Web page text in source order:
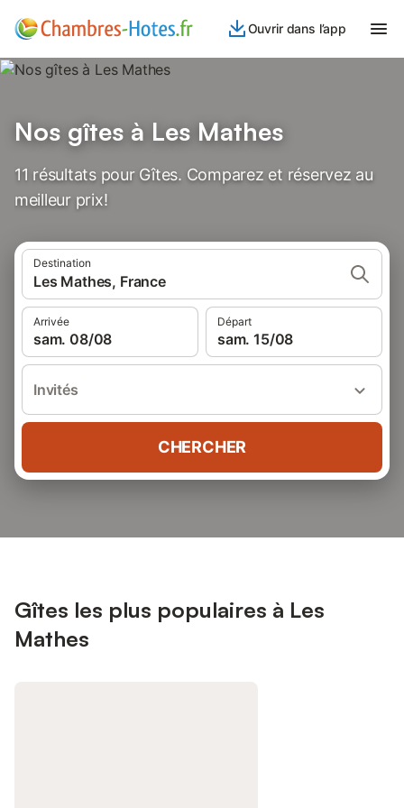
Ouvrir dans l’app
Nos gîtes à Les Mathes
11 résultats pour Gîtes. Comparez et réservez au
meilleur prix!
Destination
Les Mathes, France
Arrivée
sam. 08/08
Départ
sam. 15/08
Invités
CHERCHER
Gîtes les plus populaires à Les
Mathes